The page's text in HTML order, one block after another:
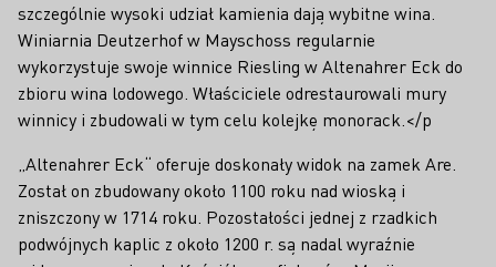
szczególnie wysoki udział kamienia dają wybitne wina.
Winiarnia Deutzerhof w Mayschoss regularnie
wykorzystuje swoje winnice Riesling w Altenahrer Eck do
zbioru wina lodowego. Właściciele odrestaurowali mury
winnicy i zbudowali w tym celu kolejkę monorack.</p
„Altenahrer Eck“ oferuje doskonały widok na zamek Are.
Został on zbudowany około 1100 roku nad wioską i
zniszczony w 1714 roku. Pozostałości jednej z rzadkich
podwójnych kaplic z około 1200 r. są nadal wyraźnie